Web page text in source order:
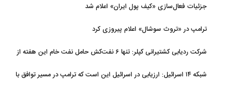
جزئیات فعال‌سازی «کیف پول ایران» اعلام شد
ترامپ در «تروث سوشال» اعلام پیروزی کرد
شرکت ردیابی کشتیرانی کپلر: تنها ۶ نفت‌کش حامل نفت خام این هفته از
شبکه ۱۴ اسرائیل: ارزیابی در اسرائیل این است که ترامپ در مسیر توافق با